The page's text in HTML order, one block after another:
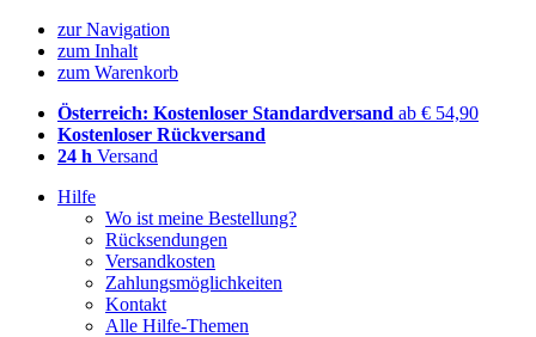
zur Navigation
zum Inhalt
zum Warenkorb
Österreich: Kostenloser Standardversand ab € 54,90
Kostenloser Rückversand
24 h Versand
Hilfe
Wo ist meine Bestellung?
Rücksendungen
Versandkosten
Zahlungsmöglichkeiten
Kontakt
Alle Hilfe-Themen